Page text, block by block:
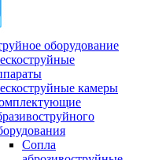
оборудование
камеры
Сопла